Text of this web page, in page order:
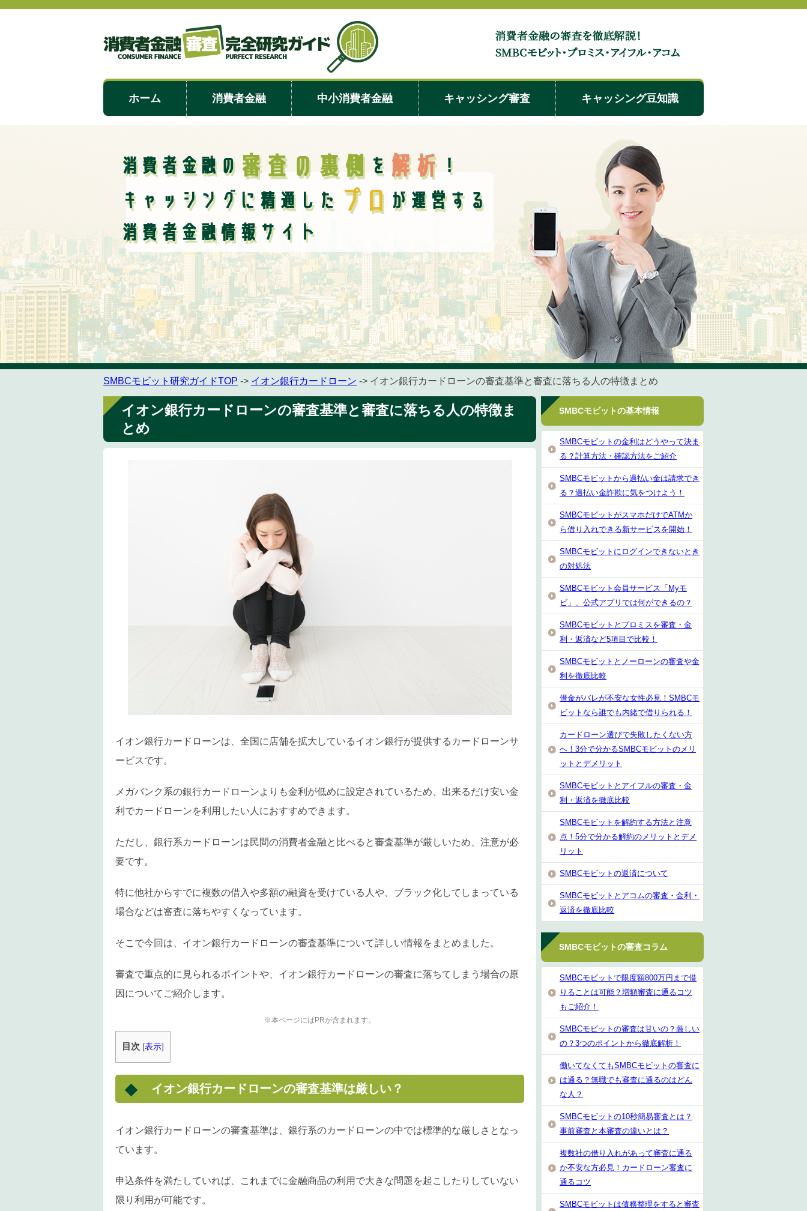
ホーム 消費者金融 中小消費者金融 キャッシング審査 キャッシング豆知識
SMBCモビット研究ガイドTOP -> イオン銀行カードローン -> イオン銀行カードローンの審査基準と審査に落ちる人の特徴まとめ
イオン銀行カードローンの審査基準と審査に落ちる人の特徴ま
とめ
イオン銀行カードローンは、全国に店舗を拡大しているイオン銀行が提供するカードローンサ
ービスです。
メガバンク系の銀行カードローンよりも金利が低めに設定されているため、出来るだけ安い金
利でカードローンを利用したい人におすすめできます。
ただし、銀行系カードローンは民間の消費者金融と比べると審査基準が厳しいため、注意が必
要です。
特に他社からすでに複数の借入や多額の融資を受けている人や、ブラック化してしまっている
場合などは審査に落ちやすくなっています。
そこで今回は、イオン銀行カードローンの審査基準について詳しい情報をまとめました。
審査で重点的に見られるポイントや、イオン銀行カードローンの審査に落ちてしまう場合の原
因についてご紹介します。
※本ページにはPRが含まれます。
目次 [表示]
イオン銀行カードローンの審査基準は厳しい？
イオン銀行カードローンの審査基準は、銀行系のカードローンの中では標準的な厳しさとなっ
ています。
申込条件を満たしていれば、これまでに金融商品の利用で大きな問題を起こしたりしていない
限り利用が可能です。
SMBCモビットの基本情報
SMBCモビットの金利はどうやって決ま
る？計算方法・確認方法をご紹介
SMBCモビットから過払い金は請求でき
る？過払い金詐欺に気をつけよう！
SMBCモビットがスマホだけでATMか
ら借り入れできる新サービスを開始！
SMBCモビットにログインできないとき
の対処法
SMBCモビット会員サービス「Myモ
ビ」、公式アプリでは何ができるの？
SMBCモビットとプロミスを審査・金
利・返済など5項目で比較！
SMBCモビットとノーローンの審査や金
利を徹底比較
借金がバレが不安な女性必見！SMBCモ
ビットなら誰でも内緒で借りられる！
カードローン選びで失敗したくない方
へ！3分で分かるSMBCモビットのメリ
ットとデメリット
SMBCモビットとアイフルの審査・金
利・返済を徹底比較
SMBCモビットを解約する方法と注意
点！5分で分かる解約のメリットとデメ
リット
SMBCモビットの返済について
SMBCモビットとアコムの審査・金利・
返済を徹底比較
SMBCモビットの審査コラム
SMBCモビットで限度額800万円まで借
りることは可能？増額審査に通るコツ
もご紹介！
SMBCモビットの審査は甘いの？厳しい
の？3つのポイントから徹底解析！
働いてなくてもSMBCモビットの審査に
は通る？無職でも審査に通るのはどん
な人？
SMBCモビットの10秒簡易審査とは？
事前審査と本審査の違いとは？
複数社の借り入れがあって審査に通る
か不安な方必見！カードローン審査に
通るコツ
SMBCモビットは債務整理をすると審査